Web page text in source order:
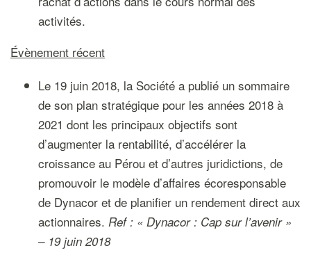
activités.
Évènement récent
Le 19 juin 2018, la Société a publié un sommaire
de son plan stratégique pour les années 2018 à
2021 dont les principaux objectifs sont
d’augmenter la rentabilité, d’accélérer la
croissance au Pérou et d’autres juridictions, de
promouvoir le modèle d’affaires écoresponsable
de Dynacor et de planifier un rendement direct aux
actionnaires. Ref : « Dynacor : Cap sur l’avenir »
– 19 juin 2018